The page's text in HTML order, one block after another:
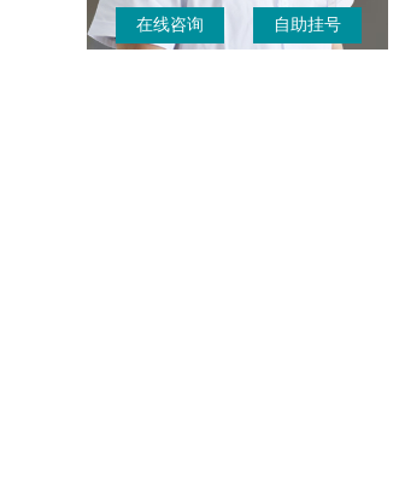
在线咨询 自助挂号